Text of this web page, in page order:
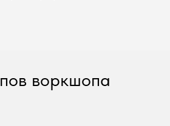
воркшопа